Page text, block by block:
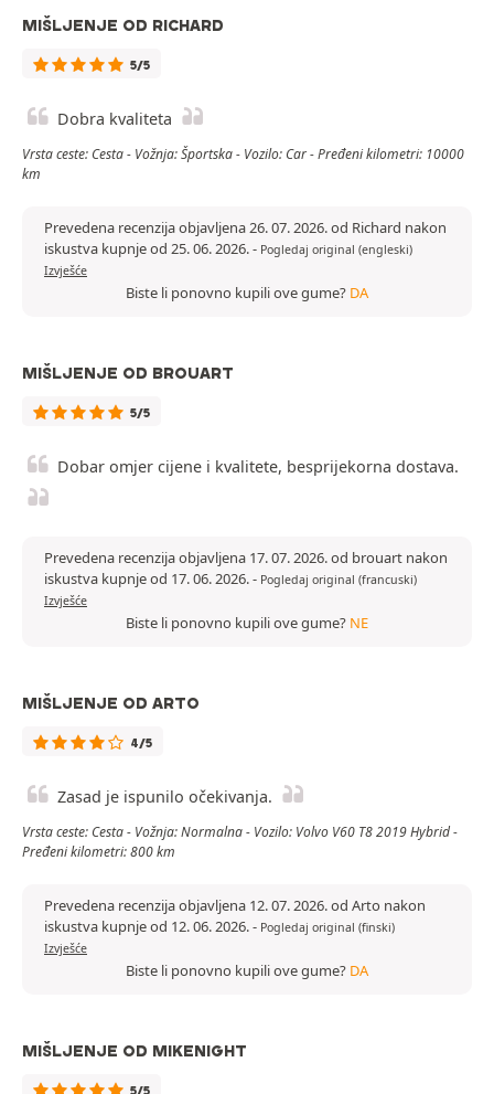
MIŠLJENJE OD RICHARD
5/5
Dobra kvaliteta
Vrsta ceste: Cesta - Vožnja: Športska - Vozilo: Car - Pređeni kilometri: 10000
km
Prevedena recenzija objavljena 26. 07. 2026. od Richard nakon
iskustva kupnje od 25. 06. 2026.- Pogledaj original (engleski)
Izvješće
Biste li ponovno kupili ove gume? DA
MIŠLJENJE OD BROUART
5/5
Dobar omjer cijene i kvalitete, besprijekorna dostava.
Prevedena recenzija objavljena 17. 07. 2026. od brouart nakon
iskustva kupnje od 17. 06. 2026.- Pogledaj original (francuski)
Izvješće
Biste li ponovno kupili ove gume? NE
MIŠLJENJE OD ARTO
4/5
Zasad je ispunilo očekivanja.
Vrsta ceste: Cesta - Vožnja: Normalna - Vozilo: Volvo V60 T8 2019 Hybrid -
Pređeni kilometri: 800 km
Prevedena recenzija objavljena 12. 07. 2026. od Arto nakon
iskustva kupnje od 12. 06. 2026.- Pogledaj original (finski)
Izvješće
Biste li ponovno kupili ove gume? DA
MIŠLJENJE OD MIKENIGHT